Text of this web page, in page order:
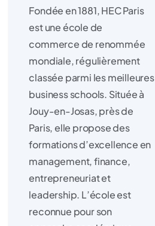
Fondée en 1881, HEC Paris
est une école de
commerce de renommée
mondiale, régulièrement
classée parmi les meilleures
business schools. Située à
Jouy-en-Josas, près de
Paris, elle propose des
formations d’excellence en
management, finance,
entrepreneuriat et
leadership. L’école est
reconnue pour son